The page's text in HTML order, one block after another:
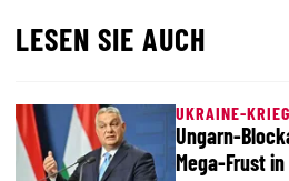
LESEN SIE AUCH
UKRAINE-KRIEG
Ungarn-
Mega-Frust in